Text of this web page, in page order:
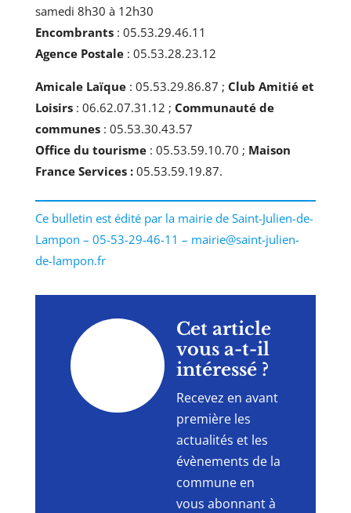
samedi 8h30 à 12h30
Encombrants: 05.53.29.46.11
Agence Postale : 05.53.28.23.12
Amicale Laïque: 05.53.29.86.87 ; Club Amitié et
Loisirs: 06.62.07.31.12 ; Communauté de
communes : 05.53.30.43.57
Office du tourisme: 05.53.59.10.70 ; Maison
France Services : 05.53.59.19.87.
Ce bulletin est édité par la mairie de Saint-Julien-de-
Lampon – 05-53-29-46-11 – mairie@saint-julien-
de-lampon.fr
" Cet article
vous a-t-il
intéressé ?
Recevez en avant
première les
actualités et les
évènements de la
commune en
vous abonnant à